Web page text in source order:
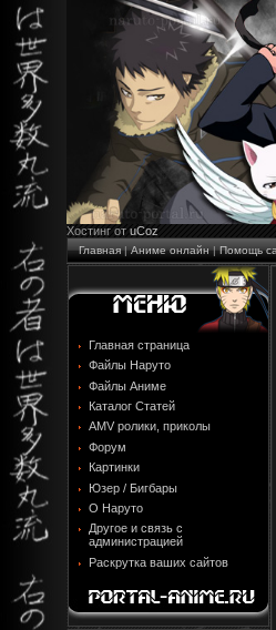
Хостинг от uCoz
Главная|Аниме онлайн|Помощь
Главная страница
Файлы Наруто
Файлы Аниме
Каталог Статей
AMV ролики, приколы
Форум
Картинки
Юзер / Бигбары
О Наруто
Другое и связь с
администрацией
Раскрутка ваших сайтов